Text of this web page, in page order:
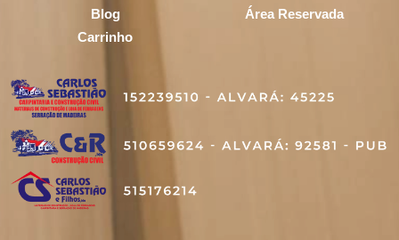
Blog
Área Reservada
Carrinho